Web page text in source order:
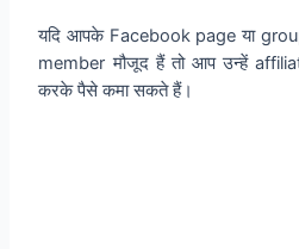
यदि आपके Facebook page या
member मौजूद हैं तो आप उन्हें
करके पैसे कमा सकते हैं।